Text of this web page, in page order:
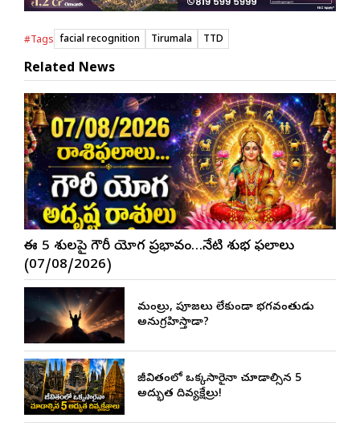
#Tags facial recognition Tirumala TTD
Related News
ఈ 5 రాశులపై గౌరీ యోగ ప్రభావం…నేటి శుభ ఫలాలు
(07/08/2026)
మంత్రాలు, పూజలు లేకుండా భగవంతుడు
అనుగ్రహిస్తాడా?
జీవితంలో ఒక్కసారైనా చూడాల్సిన 5
అద్భుత దివ్యక్షేత్రాలు!